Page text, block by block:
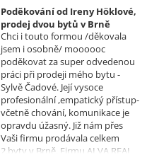
informace a děkuji za vaše úsilí.
Zatím se mějte moc a moc hezky.
S pozdravem Pavel Míšek
Poděkování od Ireny Höklové,
prodej dvou bytů v Brně
Realizoval makléř: Sylva
Čadová
Chci i touto formou /děkovala
jsem i osobně/ moooooc
poděkovat za super odvedenou
práci při prodeji mého bytu -
Sylvě Čadové. Její vysoce
profesionální ,empatický přístup-
včetně chování, komunikace je
opravdu úžasný. Již nám přes
Vaši firmu prodávala celkem
2.byty v Brně. Firmu ALVA REAL